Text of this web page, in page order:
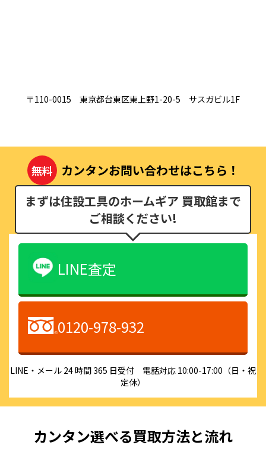
〒110-0015 東京都台東区東上野1-20-5 サスガビル1F
無料
カンタンお問い合わせはこちら！
まずは住設工具のホームギア 買取館まで
ご相談ください!
LINE査定
0120-978-932
LINE・メール 24 時間 365 日受付 電話対応 10:00-17:00（日・祝
定休）
カンタン選べる買取方法と流れ